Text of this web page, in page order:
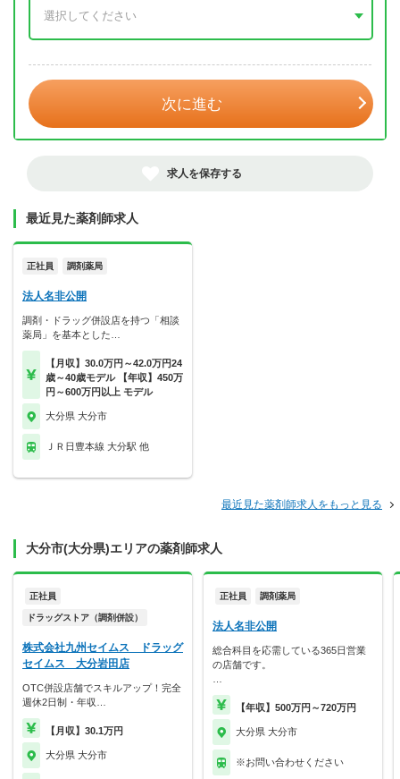
次に進む
求人を保存する
最近見た薬剤師求人
正社員 調剤薬局
法人名非公開
調剤・ドラッグ併設店を持つ「相談
薬局」を基本とした…
【月収】30.0万円～42.0万円24
歳～40歳モデル 【年収】450万
円～600万円以上 モデル
大分県 大分市
ＪＲ日豊本線 大分駅 他
最近見た薬剤師求人をもっと見る
大分市(大分県)エリアの薬剤師求人
正社員
ドラッグストア（調剤併設）
株式会社九州セイムス ドラッグ
セイムス 大分岩田店
OTC併設店舗でスキルアップ！完全
週休2日制・年収…
【月収】30.1万円
大分県 大分市
正社員 調剤薬局
法人名非公開
総合科目を応需している365日営業
の店舗です。
…
【年収】500万円～720万円
大分県 大分市
※お問い合わせください